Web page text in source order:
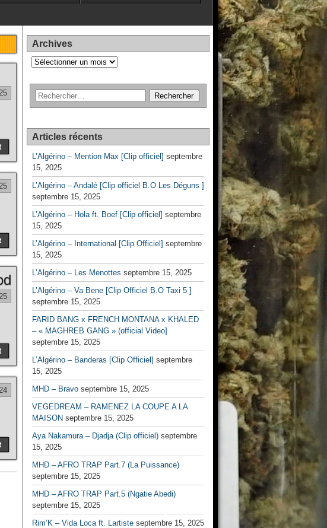
Archives
Archives
Articles récents
L’Algérino – Mention Max [Clip officiel] septembre
15, 2025
L’Algérino – Andalé [Clip officiel B.O Les Déguns ]
septembre 15, 2025
L’Algérino – Hola ft. Boef [Clip officiel] septembre
15, 2025
L’Algérino – International [Clip Officiel] septembre
15, 2025
L’Algérino – Les Menottes septembre 15, 2025
L’Algérino – Va Bene [Clip Officiel B.O Taxi 5 ]
septembre 15, 2025
FARID BANG x FRENCH MONTANA x KHALED
– « MAGHREB GANG » (official Video]
septembre 15, 2025
L’Algérino – Banderas [Clip Officiel] septembre
15, 2025
MHD – Bravo septembre 15, 2025
VEGEDREAM – RAMENEZ LA COUPE A LA
MAISON septembre 15, 2025
Aya Nakamura – Djadja (Clip officiel) septembre
15, 2025
MHD – AFRO TRAP Part.7 (La Puissance)
septembre 15, 2025
MHD – AFRO TRAP Part.5 (Ngatie Abedi)
septembre 15, 2025
Rim’K – Vida Loca ft. Lartiste septembre 15, 2025